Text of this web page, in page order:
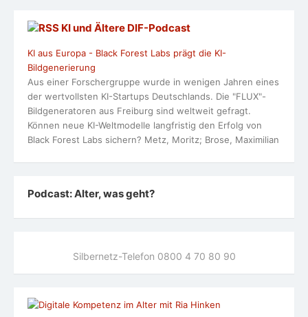
KI und Ältere DlF-Podcast
KI aus Europa - Black Forest Labs prägt die KI-
Bildgenerierung
Aus einer Forschergruppe wurde in wenigen Jahren eines
der wertvollsten KI-Startups Deutschlands. Die "FLUX"-
Bildgeneratoren aus Freiburg sind weltweit gefragt.
Können neue KI-Weltmodelle langfristig den Erfolg von
Black Forest Labs sichern? Metz, Moritz; Brose, Maximilian
Podcast: Alter, was geht?
Silbernetz-Telefon 0800 4 70 80 90